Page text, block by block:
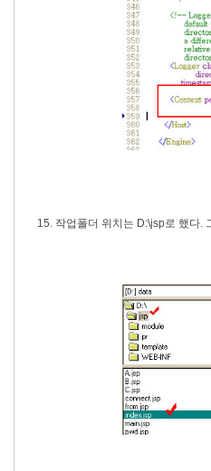
15. 작업폴더 위치는 D:\jsp로 했다.